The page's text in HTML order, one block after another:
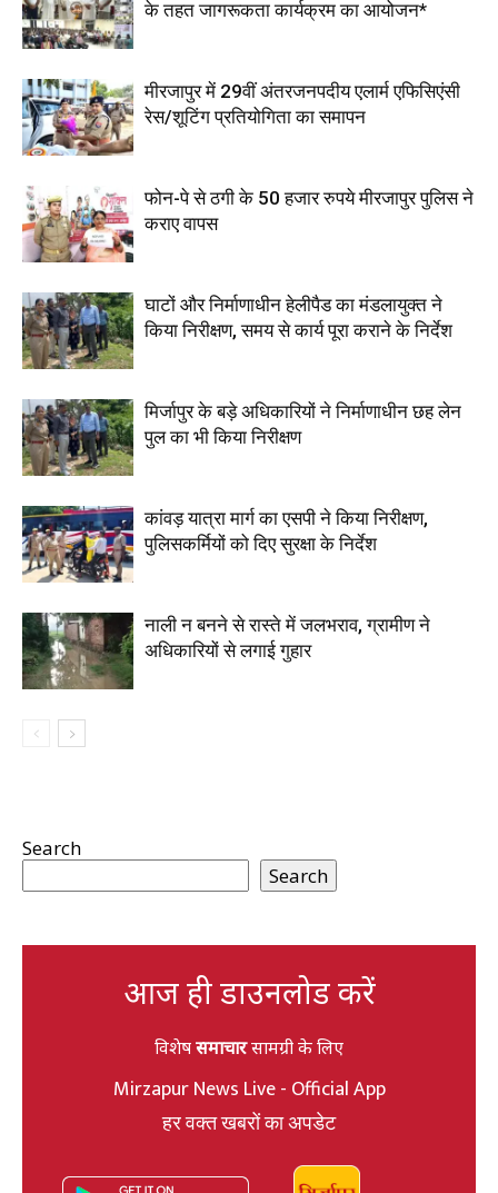
के तहत जागरूकता कार्यक्रम का आयोजन*
मीरजापुर में 29वीं अंतरजनपदीय एलार्म एफिसिएंसी
रेस/शूटिंग प्रतियोगिता का समापन
फोन-पे से ठगी के 50 हजार रुपये मीरजापुर पुलिस ने
कराए वापस
घाटों और निर्माणाधीन हेलीपैड का मंडलायुक्त ने
किया निरीक्षण, समय से कार्य पूरा कराने के निर्देश
मिर्जापुर के बड़े अधिकारियों ने निर्माणाधीन छह लेन
पुल का भी किया निरीक्षण
कांवड़ यात्रा मार्ग का एसपी ने किया निरीक्षण,
पुलिसकर्मियों को दिए सुरक्षा के निर्देश
नाली न बनने से रास्ते में जलभराव, ग्रामीण ने
अधिकारियों से लगाई गुहार
Search
Search
आज ही डाउनलोड करें
विशेषसमाचारसामग्री के लिए
Mirzapur News Live - Official App
हर वक्त खबरों का अपडेट